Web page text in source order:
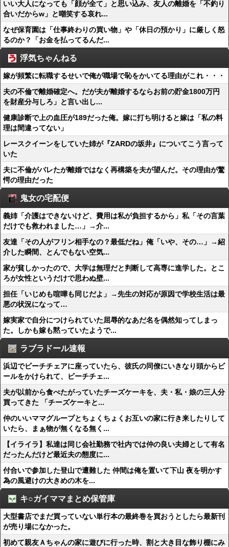
いい大人になっても「顔が全て」と思い込み、友人の離婚を「不釣り
合いだからw」と嘲笑する哀れ...
なぜ保育園は「仕事終わりの買い物」や「休日の預かり」に厳しく怒
るのか？「お金を払ってるんだ...
浮気ちゃんねる
嫁が頻繁に転職するせいで俺が職場で恥をかいてる理由がこれ・・・
夫の不倫で離婚確定へ。だが夫が離婚するならお前の貯金1800万円
を財産分与しろ」と言い出し...
健康診断で上の血圧が189だった俺。嫁に打ち明けると嫁は「私の料
理は間違ってない」
レースクイーンをしていた姉が『ZARDの坂井』についてこう言って
いた
夫に不倫がバレたが離婚ではなく再構築を夫が望んだ。その理由が驚
愕の理由だった
鬼女の宅配便
義姉「介護はできないけど、費用は私が負担するから」私「その言葉
だけでも救われました…」→介...
友達「その人がフリン相手なの？最低だね」俺「いや、その…」→紹
介した瞬間、とんでもない空気...
家が貧しかったので、大学は無理だと判断して高専に進学した。とこ
ろが女性というだけで思わぬ壁...
担任「いじめも喧嘩も同じだよ」→先生の対応が原因で学校生活は最
悪の状況になって…
嫁実家で自分につけられていた屈辱的なあだ名を偶然知ってしまっ
た。しかも嫁も黙っていたようで...
ラブラドール速報
浜辺でビーチチェアに座っていたら、彼氏の同僚にいきなり頭からビ
ールをかけられて、ビーチチェ...
夫が以前から食べたがっていたチーズケーキを、夫・私・娘の三人分
買ってきた 「チーズケーキと...
仲のいいママグループとちょくちょくお互いの家に行き来したりして
いたら、まぁ物が無くなる無く...
【イライラ】私達は同じ会社勤務で社内では仲の良い夫婦として有名
だったんだけど最近夫の態度に...
付合いで参加した登山で遭難した 仲間は俺を置いて下山 夜を明かす
為の風避けの大きめの木を...
キ○ガイママまとめ保管庫
大型書店でまだ買っていない単行本の最終巻を買おうとしたら最新刊
が売り場になかった。
初めて親友Ａちゃんの家に遊びに行った時、割と大き目な飾り棚にみ